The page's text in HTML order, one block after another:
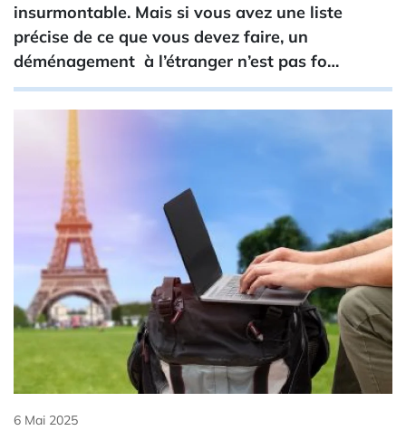
insurmontable. Mais si vous avez une liste
précise de ce que vous devez faire, un
déménagement à l’étranger n’est pas fo…
6 Mai 2025